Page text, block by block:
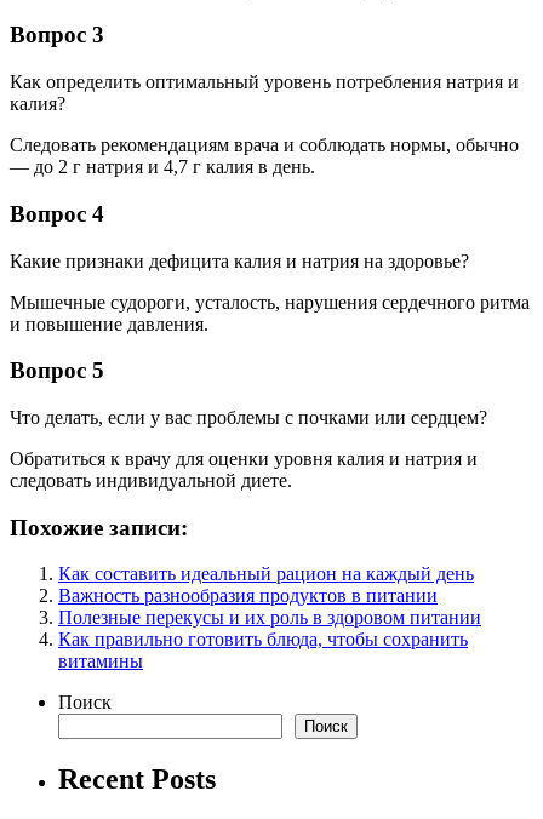
Вопрос 3
Как определить оптимальный уровень потребления натрия и
калия?
Следовать рекомендациям врача и соблюдать нормы, обычно
— до 2 г натрия и 4,7 г калия в день.
Вопрос 4
Какие признаки дефицита калия и натрия на здоровье?
Мышечные судороги, усталость, нарушения сердечного ритма
и повышение давления.
Вопрос 5
Что делать, если у вас проблемы с почками или сердцем?
Обратиться к врачу для оценки уровня калия и натрия и
следовать индивидуальной диете.
Похожие записи:
Как составить идеальный рацион на каждый день
Важность разнообразия продуктов в питании
Полезные перекусы и их роль в здоровом питании
Как правильно готовить блюда, чтобы сохранить
витамины
Поиск
Поиск
Recent Posts